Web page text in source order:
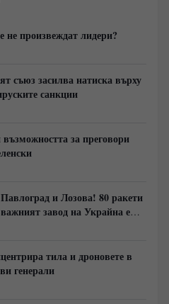
не произвеждат лидери?
съюз засилва натиска върху
санкции
за преговори
и Лозова! 80 ракети
завод на Украйна е
ли линейки „западни
тила и дроновете в
генерали